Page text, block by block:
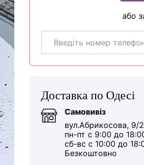
або
Доставка по Одесі
Самовивіз
вул.Абрикосова, 9/
пн-пт с 9:00 до
сб-вс с 10:00 до
Безкоштовно